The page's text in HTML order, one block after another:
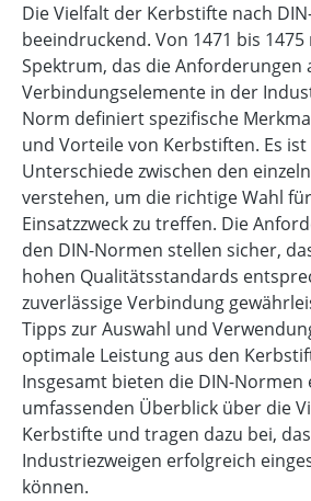
Die Vielfalt der Kerbstifte nach
beeindruckend. Von 1471 bis
Spektrum, das die Anforderungen
Verbindungselemente in der
Norm definiert spezifische
und Vorteile von Kerbstiften. Es
Unterschiede zwischen den
verstehen, um die richtige Wahl
Einsatzzweck zu treffen. Die
den DIN-Normen stellen sicher,
hohen Qualitätsstandards
zuverlässige Verbindung
Tipps zur Auswahl und
optimale Leistung aus den
Insgesamt bieten die DIN-Normen
umfassenden Überblick über die
Kerbstifte und tragen dazu bei,
Industriezweigen erfolgreich
können.